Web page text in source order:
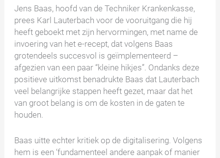
Jens Baas, hoofd van de Techniker Krankenkasse,
prees Karl Lauterbach voor de vooruitgang die hij
heeft geboekt met zijn hervormingen, met name de
invoering van het e-recept, dat volgens Baas
grotendeels succesvol is geïmplementeerd –
afgezien van een paar “kleine hikjes”. Ondanks deze
positieve uitkomst benadrukte Baas dat Lauterbach
veel belangrijke stappen heeft gezet, maar dat het
van groot belang is om de kosten in de gaten te
houden.
Baas uitte echter kritiek op de digitalisering. Volgens
hem is een ‘fundamenteel andere aanpak of manier